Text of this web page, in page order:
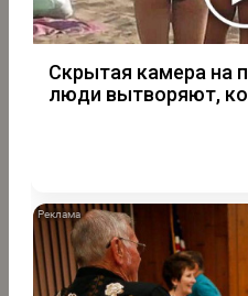
Скрытая камера на
люди вытворяют,